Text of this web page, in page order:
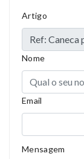
Artigo
Nome
Email
Mensagem